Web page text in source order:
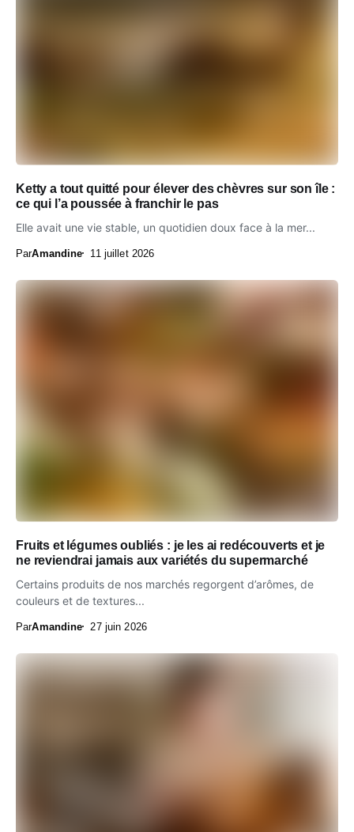
Ketty a tout quitté pour élever des chèvres sur son île :
ce qui l’a poussée à franchir le pas
Elle avait une vie stable, un quotidien doux face à la mer...
ParAmandine 11 juillet 2026
Fruits et légumes oubliés : je les ai redécouverts et je
ne reviendrai jamais aux variétés du supermarché
Certains produits de nos marchés regorgent d’arômes, de
couleurs et de textures...
ParAmandine 27 juin 2026